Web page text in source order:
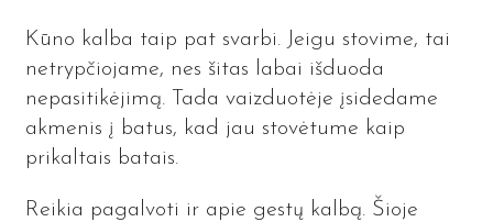
Kūno kalba taip pat svarbi. Jeigu stovime, tai
netrypčiojame, nes šitas labai išduoda
nepasitikėjimą. Tada vaizduotėje įsidedame
akmenis į batus, kad jau stovėtume kaip
prikaltais batais.
Reikia pagalvoti ir apie gestų kalbą. Šioje